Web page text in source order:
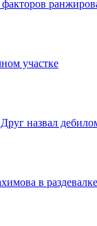
участке
назвал
в